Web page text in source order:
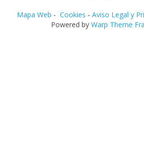
Mapa Web - Cookies - Aviso Legal y
Powered by Warp Theme